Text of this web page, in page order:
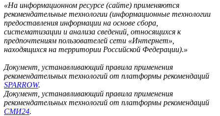
«На информационном ресурсе (сайте) применяются
рекомендательные технологии (информационные технологии
предоставления информации на основе сбора,
систематизации и анализа сведений, относящихся к
предпочтениям пользователей сети «Интернет»,
находящихся на территории Российской Федерации).»
Документ, устанавливающий правила применения
рекомендательных технологий от платформы рекомендаций
SPARROW.
Документ, устанавливающий правила применения
рекомендательных технологий от платформы рекомендаций
СМИ24.